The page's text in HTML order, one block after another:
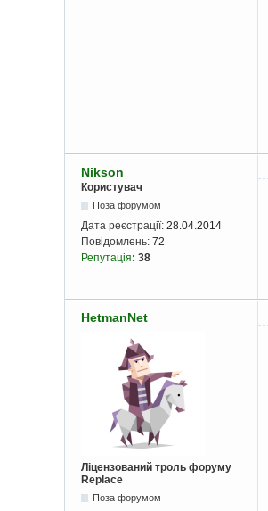
Nikson
Користувач
Поза форумом
Дата реєстрації: 28.04.2014
Повідомлень: 72
Репутація: 38
HetmanNet
Ліцензований троль форуму
Replace
Поза форумом